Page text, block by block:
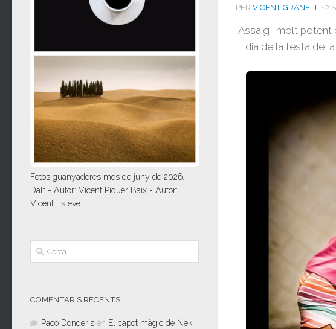
PER VICENT GRANELL · 2
Assaig i molt potent
dia de la festa de
Fotos guanyadores mes de juny de 2026.
Dalt - Autor: Vicent Piquer Baix - Autor:
Vicent Esteve
COMENTARIS RECENTS
Paco Donderis en El capot màgic de Nek